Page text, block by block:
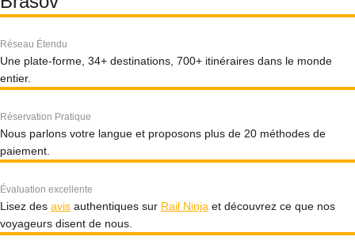
Réseau Étendu
Une plate-forme, 34+ destinations, 700+ itinéraires dans le monde
entier.
Réservation Pratique
Nous parlons votre langue et proposons plus de 20 méthodes de
paiement.
Évaluation excellente
Lisez des avis authentiques sur Rail Ninja et découvrez ce que nos
voyageurs disent de nous.